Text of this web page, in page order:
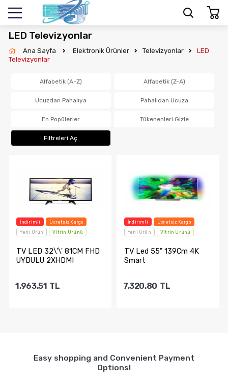
LED Televizyonlar
Ana Sayfa Elektronik Ürünler Televizyonlar
LED
Televizyonlar
Alfabetik (A-Z) Alfabetik (Z-A)
Ucuzdan Pahalıya Pahalıdan Ucuza
En Popülerler Tükenenleri Gizle
Filtreleri Aç
İndirimli
Ücretsiz Kargo
Yeni Ürün
Vitrin Ürünü
TV LED 32\'\' 81CM FHD
UYDULU 2XHDMI
1,963.51 TL
İndirimli
Ücretsiz Kargo
Yeni Ürün
Vitrin Ürünü
TV Led 55" 139Cm 4K
Smart
7,320.80 TL
Easy shopping and Convenient Payment
Options!